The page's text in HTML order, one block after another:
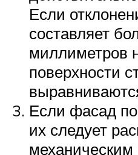
Если
составляет
миллиметров
поверхности
Если фасад
их следует